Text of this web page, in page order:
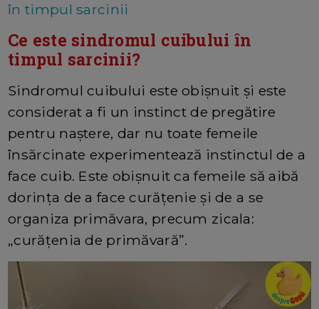
în timpul sarcinii
Ce este sindromul cuibului în
timpul sarcinii?
Sindromul cuibului este obișnuit și este
considerat a fi un instinct de pregătire
pentru naștere, dar nu toate femeile
însărcinate experimentează instinctul de a
face cuib. Este obișnuit ca femeile să aibă
dorința de a face curățenie și de a se
organiza primăvara, precum zicala:
„curățenia de primăvară”.